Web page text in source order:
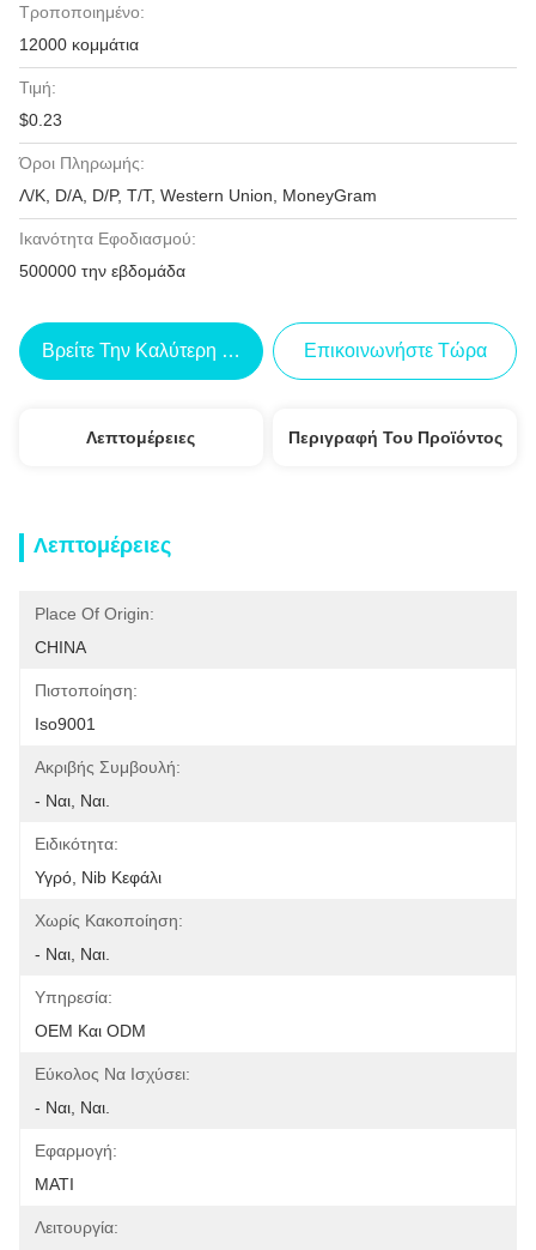
Τροποποιημένο:
12000 κομμάτια
Τιμή:
$0.23
Όροι Πληρωμής:
Λ/Κ, D/A, D/P, T/T, Western Union, MoneyGram
Ικανότητα Εφοδιασμού:
500000 την εβδομάδα
Βρείτε Την Καλύτερη Τιμή Επικοινωνήστε Τώρα
Λεπτομέρειες Περιγραφή Του Προϊόντος
Λεπτομέρειες
Place Of Origin:
CHINA
Πιστοποίηση:
Iso9001
Ακριβής Συμβουλή:
- Ναι, Ναι.
Ειδικότητα:
Υγρό, Nib Κεφάλι
Χωρίς Κακοποίηση:
- Ναι, Ναι.
Υπηρεσία:
OEM Και ODM
Εύκολος Να Ισχύσει:
- Ναι, Ναι.
Εφαρμογή:
ΜΑΤΙ
Λειτουργία: